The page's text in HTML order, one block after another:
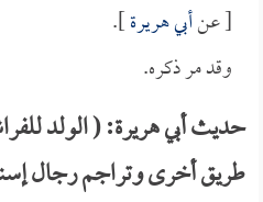
[ عنأبي هريرة].
وقد مر ذكره.
حديث أبي هريرة: ( الولد
طريق أخرى وتراجم رجال